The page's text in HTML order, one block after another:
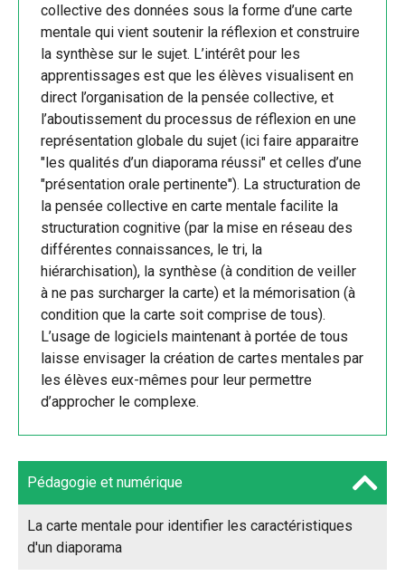
collective des données sous la forme d’une carte
mentale qui vient soutenir la réflexion et construire
la synthèse sur le sujet. L’intérêt pour les
apprentissages est que les élèves visualisent en
direct l’organisation de la pensée collective, et
l’aboutissement du processus de réflexion en une
représentation globale du sujet (ici faire apparaitre
"les qualités d’un diaporama réussi" et celles d’une
"présentation orale pertinente"). La structuration de
la pensée collective en carte mentale facilite la
structuration cognitive (par la mise en réseau des
différentes connaissances, le tri, la
hiérarchisation), la synthèse (à condition de veiller
à ne pas surcharger la carte) et la mémorisation (à
condition que la carte soit comprise de tous).
L’usage de logiciels maintenant à portée de tous
laisse envisager la création de cartes mentales par
les élèves eux-mêmes pour leur permettre
d’approcher le complexe.
Pédagogie et numérique
La carte mentale pour identifier les caractéristiques
d'un diaporama